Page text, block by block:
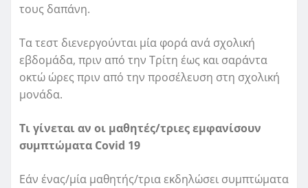
τους δαπάνη.
Τα τεστ διενεργούνται μία φορά ανά σχολική
εβδομάδα, πριν από την Τρίτη έως και σαράντα
οκτώ ώρες πριν από την προσέλευση στη σχολική
μονάδα.
Τι γίνεται αν οι μαθητές/τριες εμφανίσουν
συμπτώματα Covid 19
Εάν ένας/μία μαθητής/τρια εκδηλώσει συμπτώματα